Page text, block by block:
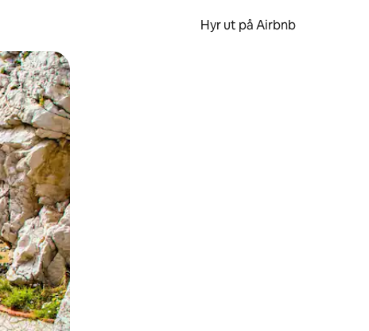
Hyr ut på Airbnb